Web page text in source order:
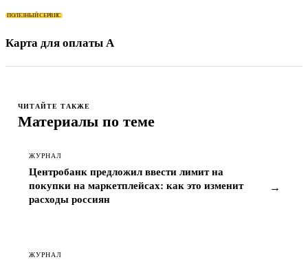
ПОЛЕЗНЫЙ СЕРВИС
Карта для оплаты App Store, подписок
ЧИТАЙТЕ ТАКЖЕ
Материалы по теме
ЖУРНАЛ
Центробанк предложил ввести лимит на
покупки на маркетплейсах: как это изменит
расходы россиян
→
ЖУРНАЛ